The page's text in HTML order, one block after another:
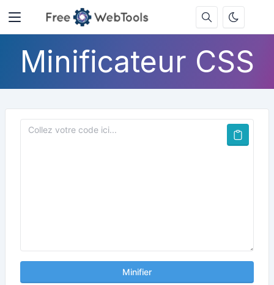
Minificateur CSS
Minifier